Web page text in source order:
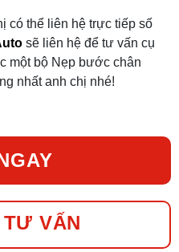
có thể liên hệ trực tiếp số
sẽ liên hệ để tư vấn cụ
một bộ Nẹp bước chân
nhất anh chị nhé!
VẤN